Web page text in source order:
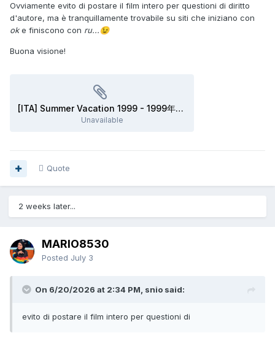
Ovviamente evito di postare il film intero per questioni di diritto
d'autore, ma è tranquillamente trovabile su siti che iniziano con
oke finiscono con ru...😉
Buona visione!
[ITA] Summer Vacation 1999 - 1999年の夏休み.srt
Unavailable
Quote
2 weeks later...
MARIO8530
Posted July 3
On 6/20/2026 at 2:34 PM, snio said:
evito di postare il film intero per questioni di